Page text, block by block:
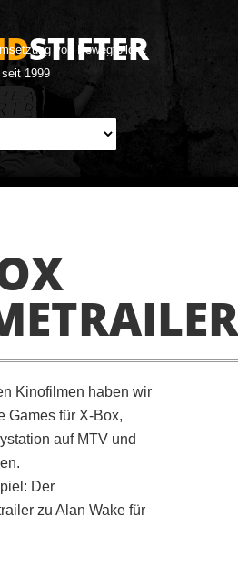
STIFTER
von Bewegtbild &
1999
Kinofilmen haben wir
Games für X-Box,
auf MTV und
Der
zu Alan Wake für